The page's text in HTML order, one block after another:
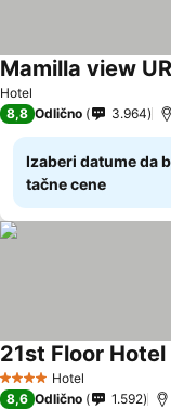
Hotel
Mamilla view
8,8 Odlično 3.964
Izaberi datume da
tačne cene
4 ZvezdiceHotel
21st Floor Hotel
8,6 Odlično 1.592